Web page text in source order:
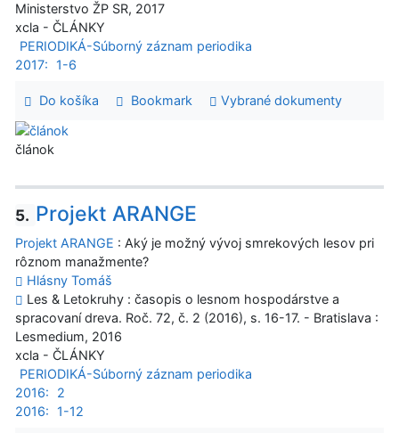
Ministerstvo ŽP SR, 2017
xcla - ČLÁNKY
PERIODIKÁ-Súborný záznam periodika
2017:
1-6
Do košíka Bookmark Vybrané dokumenty
článok
5. Projekt ARANGE
Projekt ARANGE : Aký je možný vývoj smrekových lesov pri
rôznom manažmente?
Hlásny Tomáš
Les & Letokruhy : časopis o lesnom hospodárstve a
spracovaní dreva. Roč. 72, č. 2 (2016), s. 16-17. - Bratislava :
Lesmedium, 2016
xcla - ČLÁNKY
PERIODIKÁ-Súborný záznam periodika
2016:
2
2016:
1-12